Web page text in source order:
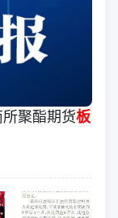
聚酯期货板